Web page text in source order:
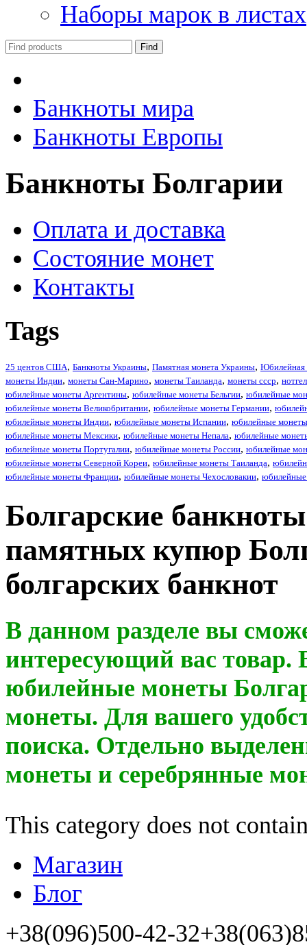
Наборы марок в листах
Банкноты мира
Банкноты Европы
Банкноты Болгарии
Оплата и доставка
Состояние монет
Контакты
Tags
25 центов США Банкноты Украины Памятная монета Украины Юбилейная
монеты Индии монеты Сан-Марино монеты Таиланда монеты ссср
юбилейные монеты Аргентины юбилейные монеты Бельгии юбилейные
юбилейные монеты Великобритании юбилейные монеты Германии
юбилейные монеты Индии юбилейные монеты Испании юбилейные
юбилейные монеты Мексики юбилейные монеты Непала юбилейные
юбилейные монеты Португалии юбилейные монеты России юбилейные
юбилейные монеты Северной Кореи юбилейные монеты Таиланда
юбилейные монеты Франции юбилейные монеты Чехословакии
Болгарские
памятных купюр
болгарских банкнот
В данном разделе вы
интересующий вас товар.
юбилейные монеты
монеты. Для вашего
поиска. Отдельно
монеты и серебрянные
This category does not
Магазин
Блог
+38(096)500-42-32